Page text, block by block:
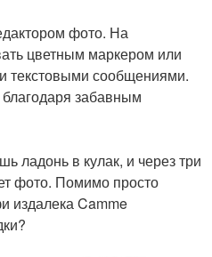
фото. На
цветным маркером или
текстовыми сообщениями.
забавным
ладонь в кулак, и через три
фото. Помимо просто
издалека Camme